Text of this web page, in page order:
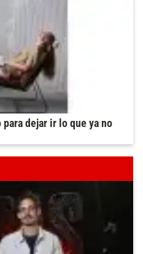
dejar ir lo que ya no